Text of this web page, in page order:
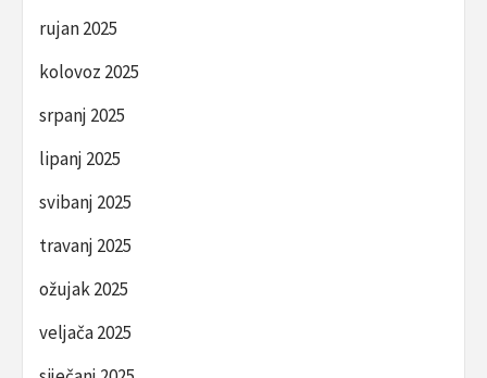
rujan 2025
kolovoz 2025
srpanj 2025
lipanj 2025
svibanj 2025
travanj 2025
ožujak 2025
veljača 2025